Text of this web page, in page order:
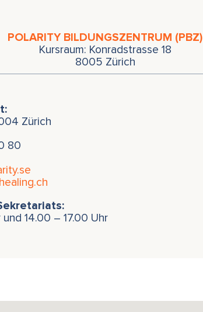
POLARITY BILDUNGSZENTRUM (PBZ)
Kursraum: Konradstrasse 18
8005 Zürich
Zürich
80
14.00 – 17.00 Uhr